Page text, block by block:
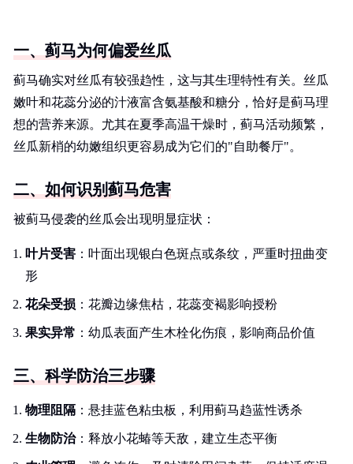
一、蓟马为何偏爱丝瓜
蓟马确实对丝瓜有较强趋性，这与其生理特性有关。丝瓜
嫩叶和花蕊分泌的汁液富含氨基酸和糖分，恰好是蓟马理
想的营养来源。尤其在夏季高温干燥时，蓟马活动频繁，
丝瓜新梢的幼嫩组织更容易成为它们的"自助餐厅"。
二、如何识别蓟马危害
被蓟马侵袭的丝瓜会出现明显症状：
叶片受害 ：叶面出现银白色斑点或条纹，严重时扭曲变
形
花朵受损 ：花瓣边缘焦枯，花蕊变褐影响授粉
果实异常 ：幼瓜表面产生木栓化伤痕，影响商品价值
三、科学防治三步骤
物理阻隔 ：悬挂蓝色粘虫板，利用蓟马趋蓝性诱杀
生物防治：释放小花蝽等天敌，建立生态平衡